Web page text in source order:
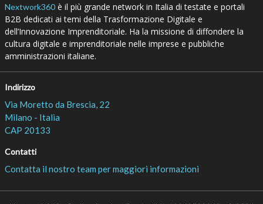
Nextwork360è il più grande network in Italia di testate e portali
B2B dedicati ai temi della Trasformazione Digitale e
dell’Innovazione Imprenditoriale. Ha la missione di diffondere la
cultura digitale e imprenditoriale nelle imprese e pubbliche
amministrazioni italiane.
Indirizzo
Via Moretto da Brescia, 22
Milano - Italia
CAP 20133
Contatti
Contatta il nostro team per maggiori informazioni